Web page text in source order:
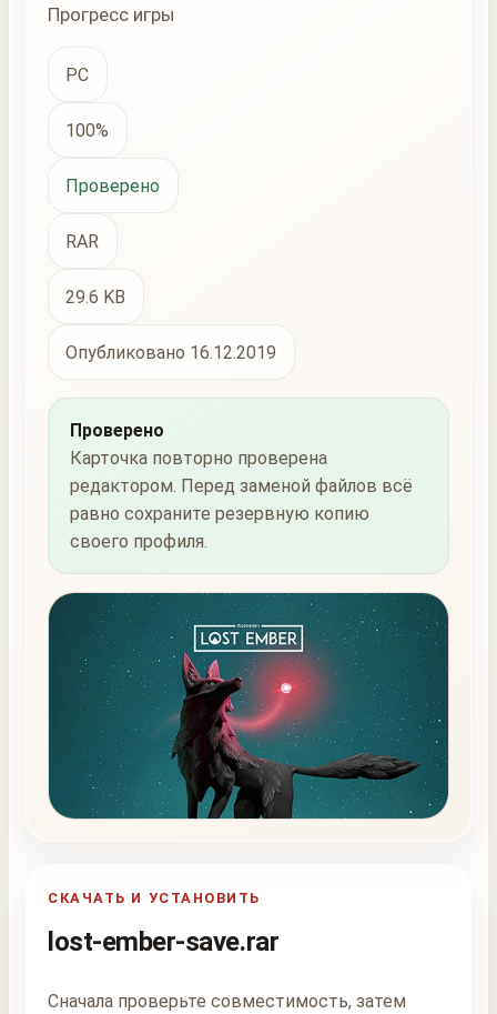
Прогресс игры
PC
100%
Проверено
RAR
29.6 KB
Опубликовано 16.12.2019
Проверено
Карточка повторно проверена
редактором. Перед заменой файлов всё
равно сохраните резервную копию
своего профиля.
СКАЧАТЬ И УСТАНОВИТЬ
lost-ember-save.rar
Сначала проверьте совместимость, затем